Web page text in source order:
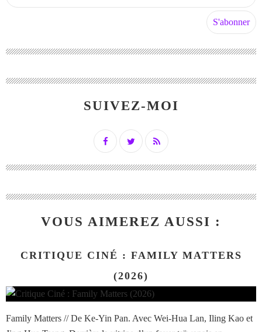
SUIVEZ-MOI
VOUS AIMEREZ AUSSI :
CRITIQUE CINÉ : FAMILY MATTERS
(2026)
Family Matters // De Ke-Yin Pan. Avec Wei-Hua Lan, Iling Kao et